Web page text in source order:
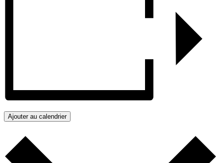
Ajouter au calendrier